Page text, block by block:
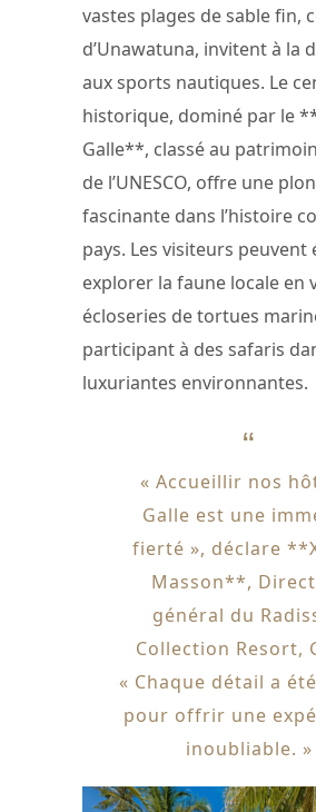
vastes plages de sable fin,
d’Unawatuna, invitent à la
aux sports nautiques. Le
historique, dominé par le
Galle**, classé au
de l’UNESCO, offre une
fascinante dans l’histoire
pays. Les visiteurs peuvent
explorer la faune locale en
écloseries de tortues
participant à des safaris
luxuriantes environnantes.
« Accueillir nos
Galle est une
fierté », déclare
Masson**,
général du
Collection Resort,
« Chaque détail a
pour offrir une
inoubliable. »